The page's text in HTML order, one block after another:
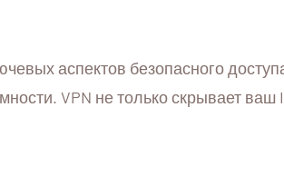
аспектов безопасного
VPN не только скрывает ваш